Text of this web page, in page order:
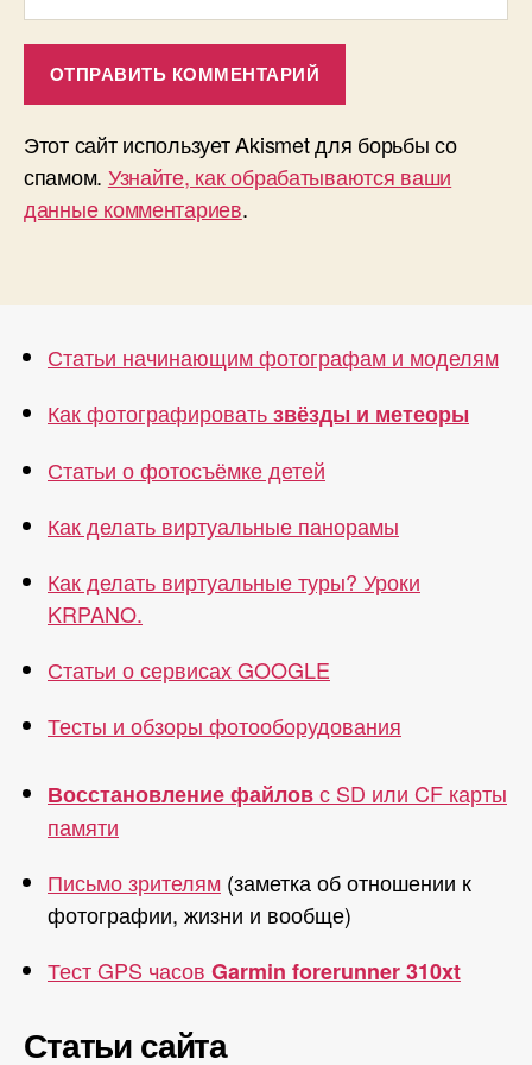
Этот сайт использует Akismet для борьбы со
спамом. Узнайте, как обрабатываются ваши
данные комментариев.
Статьи начинающим фотографам и моделям
Как фотографироватьзвёзды и метеоры
Статьи о фотосъёмке детей
Как делать виртуальные панорамы
Как делать виртуальные туры? Уроки
KRPANO.
Статьи о сервисах GOOGLE
Тесты и обзоры фотооборудования
Восстановление файловс SD или CF карты
памяти
Письмо зрителям (заметка об отношении к
фотографии, жизни и вообще)
Тест GPS часов Garmin forerunner 310xt
Статьи сайта